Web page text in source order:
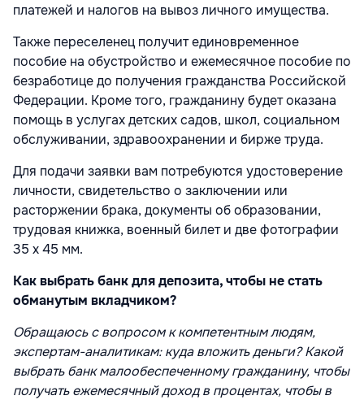
платежей и налогов на вывоз личного имущества.
Также переселенец получит едино­временное
пособие на обустройство и ежемесячное пособие по
безработице до получения гражданства Российской
Федерации. Кроме того, гражданину будет оказана
помощь в услугах детских садов, школ, социальном
обслуживании, здравоохранении и бирже труда.
Для подачи заявки вам потребуются удостоверение
личности, свидетельство о заключении или
расторжении брака, документы об образовании,
трудовая книжка, военный билет и две фотографии
35 x 45 мм.
Как выбрать банк для депозита, чтобы не стать
обманутым вкладчиком?
Обращаюсь с вопросом к компетентным людям,
экспертам-аналитикам: куда вложить деньги? Какой
выбрать банк малообеспеченному гражданину, чтобы
получать ежемесячный доход в процентах, чтобы в